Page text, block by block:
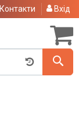
Контакти Вхід